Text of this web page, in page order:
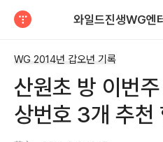
WG 2014년 갑오년 기록
산원초 방 이번
상번호 3개 추천